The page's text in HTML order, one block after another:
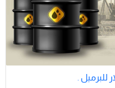
للبرميل .